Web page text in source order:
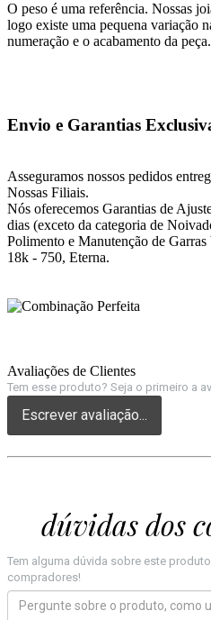
O peso é uma referência. Nossas
logo existe uma pequena variação
numeração e o acabamento da peça.
Envio e Garantias
Asseguramos nossos pedidos
Nossas Filiais.
Nós oferecemos Garantias de
dias (exceto da categoria de
Polimento e Manutenção de
18k - 750, Eterna.
Avaliações de Clientes
Tem esse produto? Seja o primeiro a
Escrever avaliação...
dúvidas dos
Tem alguma dúvida sobre este
compradores!